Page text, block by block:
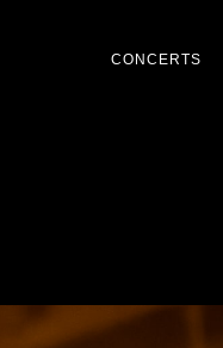
CONCERTS